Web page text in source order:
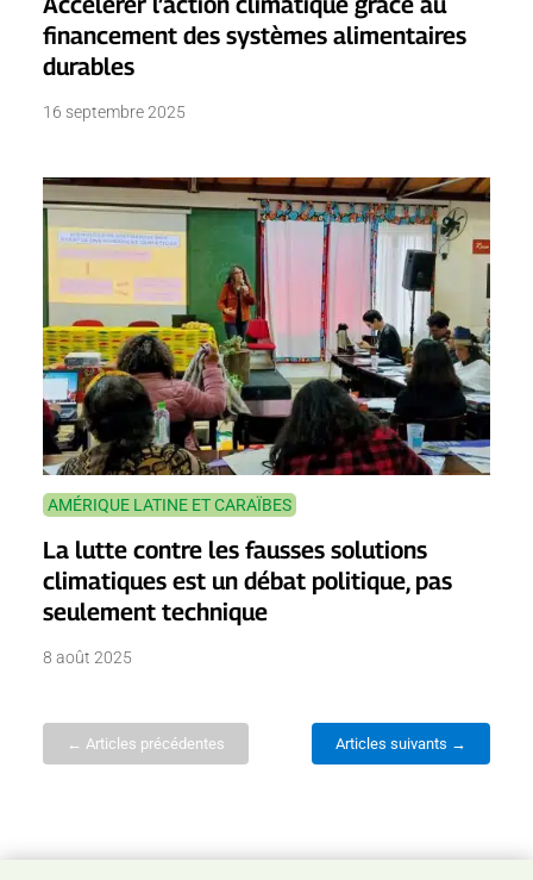
financement des systèmes alimentaires
durables
16 septembre 2025
AMÉRIQUE LATINE ET CARAÏBES
La lutte contre les fausses solutions
climatiques est un débat politique, pas
seulement technique
8 août 2025
← Articles précédentes Articles suivants →